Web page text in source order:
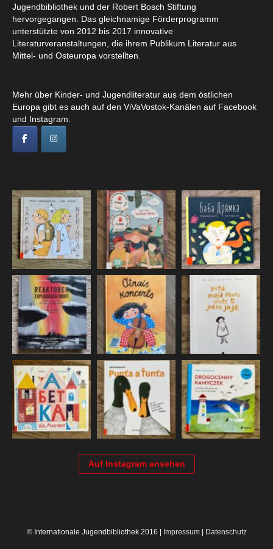
Jugendbibliothek und der Robert Bosch Stiftung
hervorgegangen. Das gleichnamige Förderprogramm
unterstützte von 2012 bis 2017 innovative
Literaturveranstaltungen, die ihrem Publikum Literatur aus
Mittel- und Osteuropa vorstellten.
Mehr über Kinder- und Jugendliteratur aus dem östlichen
Europa gibt es auch auf den ViVaVostok-Kanälen auf Facebook
und Instagram.
Auf Instagram ansehen
© Internationale Jugendbibliothek 2016 | Impressum| Datenschutz